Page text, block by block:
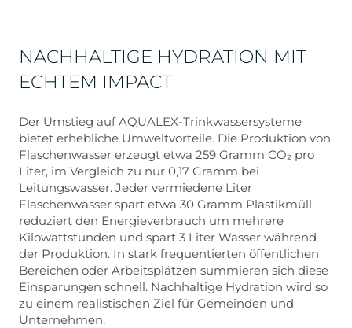
NACHHALTIGE HYDRATION MIT
ECHTEM IMPACT
Der Umstieg auf AQUALEX-Trinkwassersysteme
bietet erhebliche Umweltvorteile. Die Produktion von
Flaschenwasser erzeugt etwa 259 Gramm CO₂ pro
Liter, im Vergleich zu nur 0,17 Gramm bei
Leitungswasser. Jeder vermiedene Liter
Flaschenwasser spart etwa 30 Gramm Plastikmüll,
reduziert den Energieverbrauch um mehrere
Kilowattstunden und spart 3 Liter Wasser während
der Produktion. In stark frequentierten öffentlichen
Bereichen oder Arbeitsplätzen summieren sich diese
Einsparungen schnell. Nachhaltige Hydration wird so
zu einem realistischen Ziel für Gemeinden und
Unternehmen.